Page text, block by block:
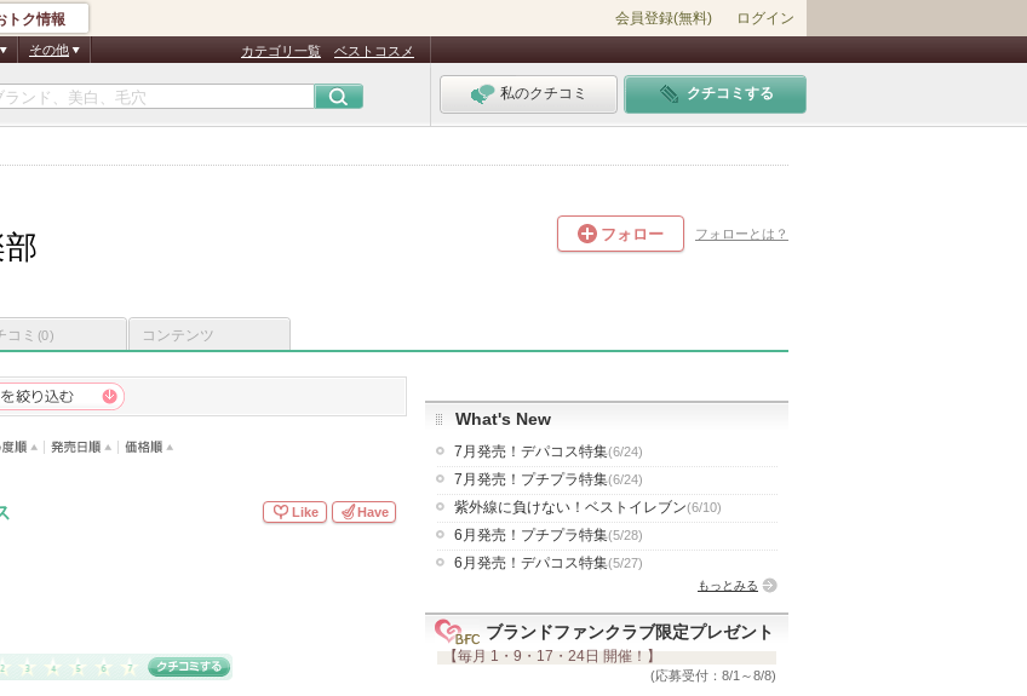
トク情報 会員登録(無料) ログイン
その他 カテゴリ一覧 ベストコスメ
私のクチコミ クチコミする
フォロー フォローとは？
コミ (0) コンテンツ
Like Have
What's New
7月発売！デパコス特集(6/24)
7月発売！プチプラ特集(6/24)
紫外線に負けない！ベストイレブン(6/10)
6月発売！プチプラ特集(5/28)
6月発売！デパコス特集(5/27)
もっとみる
ブランドファンクラブ限定プレゼント
【毎月 1・9・17・24日 開催！】
(応募受付：8/1～8/8)